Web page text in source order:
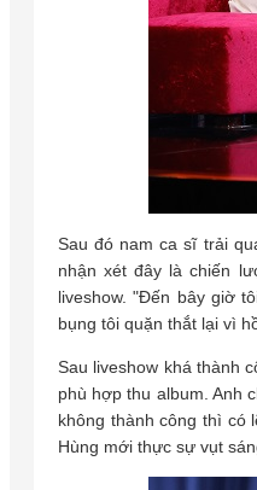
Sau đó nam ca sĩ trải
nhận xét đây là chiến
liveshow. "Đến bây giờ
bụng tôi quặn thắt lại vì
Sau liveshow khá thành
phù hợp thu album. Anh
không thành công thì có
Hùng mới thực sự vụt